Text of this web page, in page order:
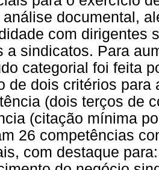
documental,
com dirigentes
a sindicatos. Para
categorial foi feita
de dois critérios
(dois terços de
(citação mínima
26 competências
com destaque